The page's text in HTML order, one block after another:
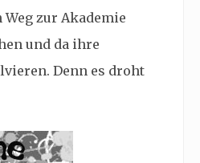
zur Akademie
und da ihre
Denn es droht